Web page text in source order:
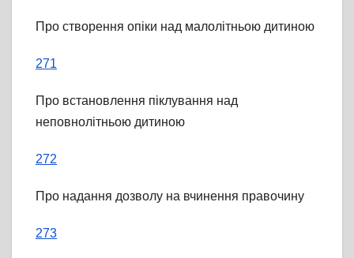
Про створення опіки над малолітньою дитиною
271
Про встановлення піклування над
неповнолітньою дитиною
272
Про надання дозволу на вчинення правочину
273